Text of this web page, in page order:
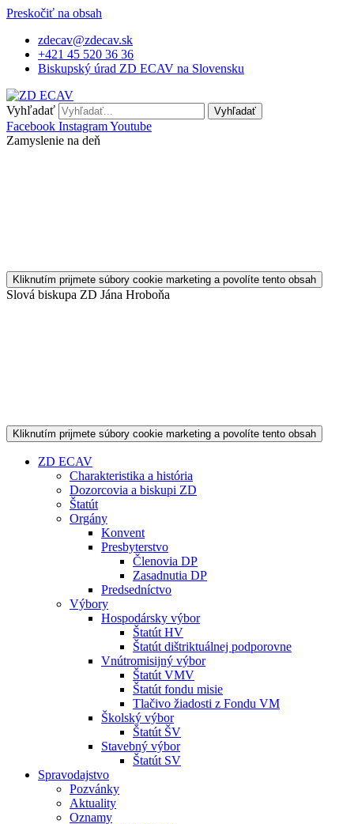
Preskočiť na obsah
zdecav@zdecav.sk
+421 45 520 36 36
Biskupský úrad ZD ECAV na Slovensku
Vyhľadať Vyhľadať
Facebook InstagramYoutube
Zamyslenie na deň
Kliknutím prijmete súbory cookie marketing a povolíte tento obsah
Slová biskupa ZD Jána Hroboňa
Kliknutím prijmete súbory cookie marketing a povolíte tento obsah
ZD ECAV
Charakteristika a história
Dozorcovia a biskupi ZD
Štatút
Orgány
Konvent
Presbyterstvo
Členovia DP
Zasadnutia DP
Predsedníctvo
Výbory
Hospodársky výbor
Štatút HV
Štatút dištriktuálnej podporovne
Vnútromisijný výbor
Štatút VMV
Štatút fondu misie
Tlačivo žiadosti z Fondu VM
Školský výbor
Štatút ŠV
Stavebný výbor
Štatút SV
Spravodajstvo
Pozvánky
Aktuality
Oznamy